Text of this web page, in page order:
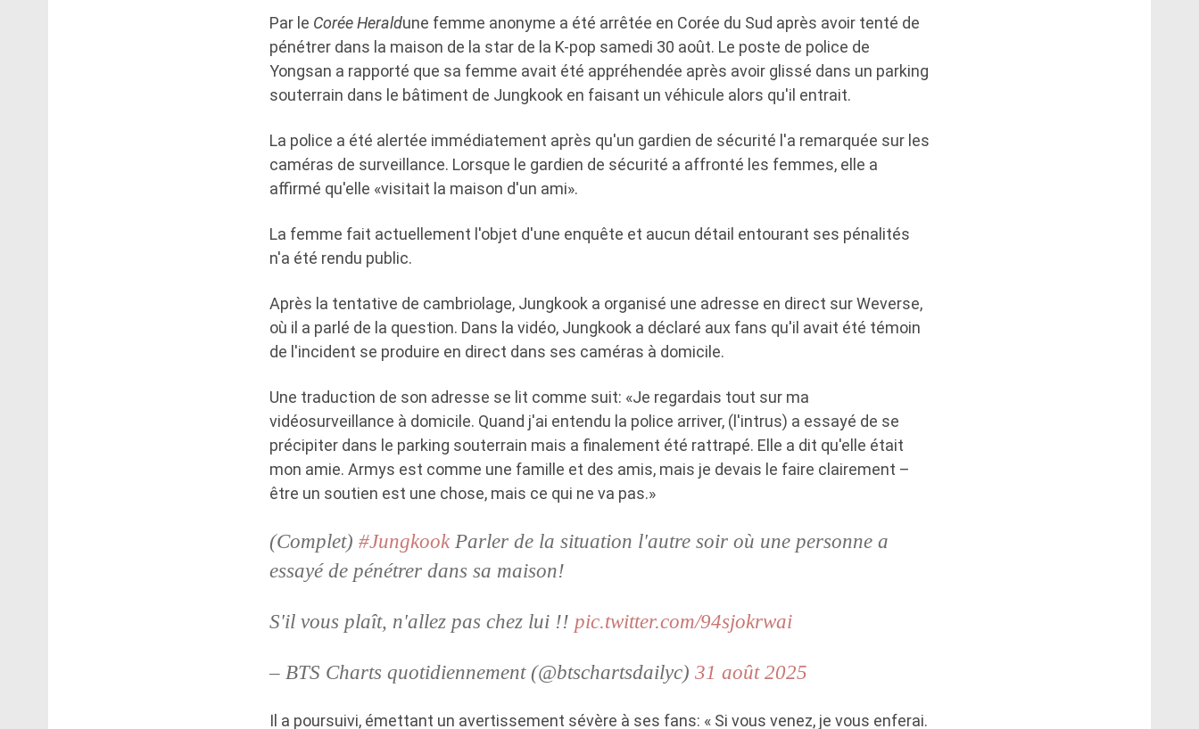
Par le Corée Heraldune femme anonyme a été arrêtée en Corée du Sud après avoir tenté de
pénétrer dans la maison de la star de la K-pop samedi 30 août. Le poste de police de
Yongsan a rapporté que sa femme avait été appréhendée après avoir glissé dans un parking
souterrain dans le bâtiment de Jungkook en faisant un véhicule alors qu'il entrait.
La police a été alertée immédiatement après qu'un gardien de sécurité l'a remarquée sur les
caméras de surveillance. Lorsque le gardien de sécurité a affronté les femmes, elle a
affirmé qu'elle «visitait la maison d'un ami».
La femme fait actuellement l'objet d'une enquête et aucun détail entourant ses pénalités
n'a été rendu public.
Après la tentative de cambriolage, Jungkook a organisé une adresse en direct sur Weverse,
où il a parlé de la question. Dans la vidéo, Jungkook a déclaré aux fans qu'il avait été témoin
de l'incident se produire en direct dans ses caméras à domicile.
Une traduction de son adresse se lit comme suit: «Je regardais tout sur ma
vidéosurveillance à domicile. Quand j'ai entendu la police arriver, (l'intrus) a essayé de se
précipiter dans le parking souterrain mais a finalement été rattrapé. Elle a dit qu'elle était
mon amie. Armys est comme une famille et des amis, mais je devais le faire clairement –
être un soutien est une chose, mais ce qui ne va pas.»
(Complet) #JungkookParler de la situation l'autre soir où une personne a
essayé de pénétrer dans sa maison!
S'il vous plaît, n'allez pas chez lui !! pic.twitter.com/94sjokrwai
– BTS Charts quotidiennement (@btschartsdailyc) 31 août 2025
Il a poursuivi, émettant un avertissement sévère à ses fans: « Si vous venez, je vous enferai.